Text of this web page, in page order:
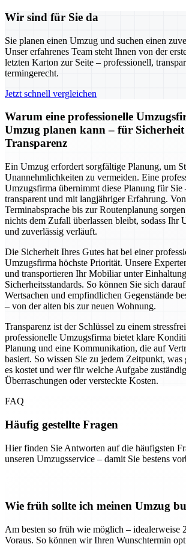
Wir sind für Sie da
Sie planen einen Umzug und suchen einen
Unser erfahrenes Team steht Ihnen von der
letzten Karton zur Seite – professionell,
termingerecht.
Jetzt schnell vergleichen
Warum eine professionelle
Umzug planen kann – für
Transparenz
Ein Umzug erfordert sorgfältige Planung, um
Unannehmlichkeiten zu vermeiden. Eine
Umzugsfirma übernimmt diese Planung für Sie
transparent und mit langjähriger Erfahrung.
Terminabsprache bis zur Routenplanung
nichts dem Zufall überlassen bleibt, sodass Ihr
und zuverlässig verläuft.
Die Sicherheit Ihres Gutes hat bei einer
Umzugsfirma höchste Priorität. Unsere
und transportieren Ihr Mobiliar unter
Sicherheitsstandards. So können Sie sich
Wertsachen und empfindlichen Gegenstände
– von der alten bis zur neuen Wohnung.
Transparenz ist der Schlüssel zu einem
professionelle Umzugsfirma bietet klare
Planung und eine Kommunikation, die auf
basiert. So wissen Sie zu jedem Zeitpunkt,
es kostet und wer für welche Aufgabe
Überraschungen oder versteckte Kosten.
FAQ
Häufig gestellte Fragen
Hier finden Sie Antworten auf die häufigsten
unseren Umzugsservice – damit Sie bestens
Wie früh sollte ich meinen Umzug
Am besten so früh wie möglich – idealerweise
Voraus. So können wir Ihren Wunschtermin